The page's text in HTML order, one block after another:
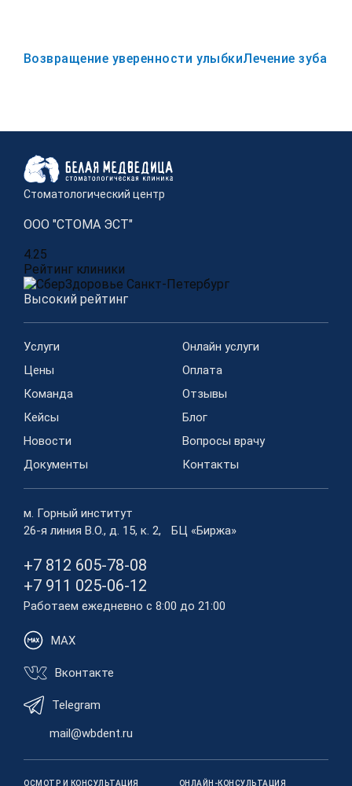
Возвращение уверенности улыбкиЛечение зуба с
Стоматологический центр
ООО "СТОМА ЭСТ"
4.25
Рейтинг клиники
Высокий рейтинг
Услуги
Онлайн услуги
Цены
Оплата
Команда
Отзывы
Кейсы
Блог
Новости
Вопросы врачу
Документы
Контакты
м. Горный институт
26-я линия В.О., д. 15, к. 2, БЦ «Биржа»
+7 812 605-78-08
+7 911 025-06-12
Работаем ежедневно с 8:00 до 21:00
MAX
Вконтакте
Telegram
mail@wbdent.ru
ОСМОТР И КОНСУЛЬТАЦИЯ ОНЛАЙН-КОНСУЛЬТАЦИЯ